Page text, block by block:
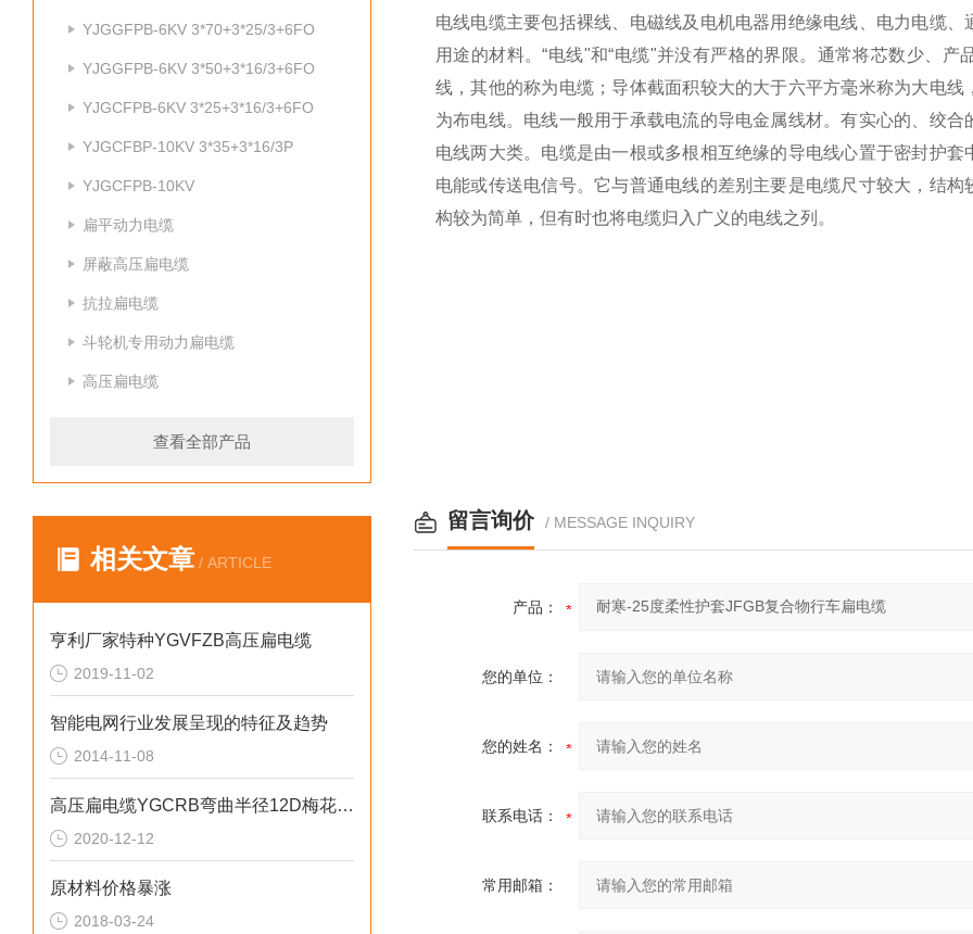
YJGGFPB-6KV 3*70+3*25/3+6FO
YJGGFPB-6KV 3*50+3*16/3+6FO
YJGCFPB-6KV 3*25+3*16/3+6FO
YJGCFBP-10KV 3*35+3*16/3P
YJGCFPB-10KV
扁平动力电缆
屏蔽高压扁电缆
抗拉扁电缆
斗轮机专用动力扁电缆
高压扁电缆
查看全部产品
相关文章 / ARTICLE
亨利厂家特种YGVFZB高压扁电缆
2019-11-02
智能电网行业发展呈现的特征及趋势
2014-11-08
高压扁电缆YGCRB弯曲半径12D梅花绞合
2020-12-12
原材料价格暴涨
2018-03-24
电线电缆主要包括裸线、电磁线及电机电器用绝缘电线、电力电缆
用途的材料。“电线"和“电缆"并没有严格的界限。通常将芯数少、
线，其他的称为电缆；导体截面积较大的大于六平方毫米称为大电
为布电线。电线一般用于承载电流的导电金属线材。有实心的、绞
电线两大类。电缆是由一根或多根相互绝缘的导电线心置于密封护
电能或传送电信号。它与普通电线的差别主要是电缆尺寸较大，结
构较为简单，但有时也将电缆归入广义的电线之列。
留言询价 / MESSAGE INQUIRY
产品：
您的单位：
您的姓名：
联系电话：
常用邮箱：